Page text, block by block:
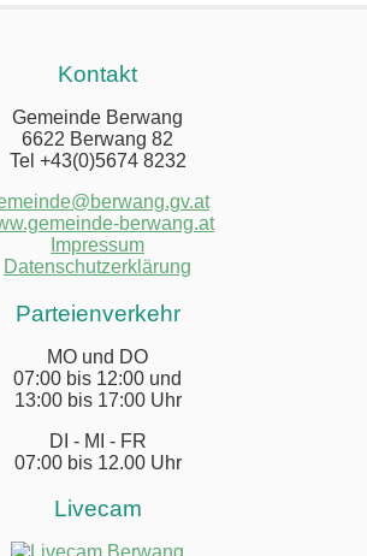
Kontakt
Gemeinde Berwang
6622 Berwang 82
Tel +43(0)5674 8232
berwang.at
Impressum
Datenschutzerklärung
Parteienverkehr
MO und DO
07:00 bis 12:00 und
13:00 bis 17:00 Uhr
DI - MI - FR
07:00 bis 12.00 Uhr
Livecam